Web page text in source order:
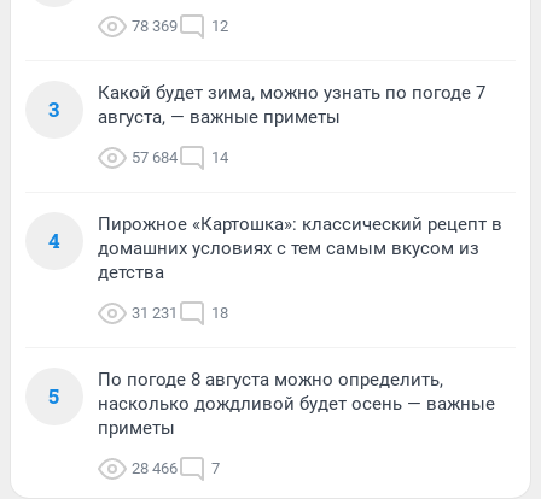
78 369 12
3
Какой будет зима, можно узнать по погоде 7
августа, — важные приметы
57 684 14
4
Пирожное «Картошка»: классический рецепт в
домашних условиях с тем самым вкусом из
детства
31 231 18
5
По погоде 8 августа можно определить,
насколько дождливой будет осень — важные
приметы
28 466 7